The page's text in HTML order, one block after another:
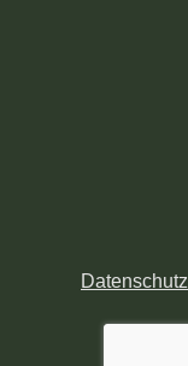
Datenschutz